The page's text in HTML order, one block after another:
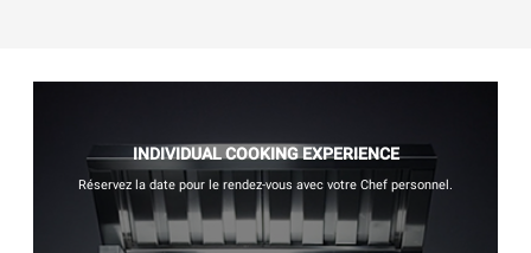
INDIVIDUAL COOKING EXPERIENCE
Réservez la date pour le rendez-vous avec votre Chef personnel.